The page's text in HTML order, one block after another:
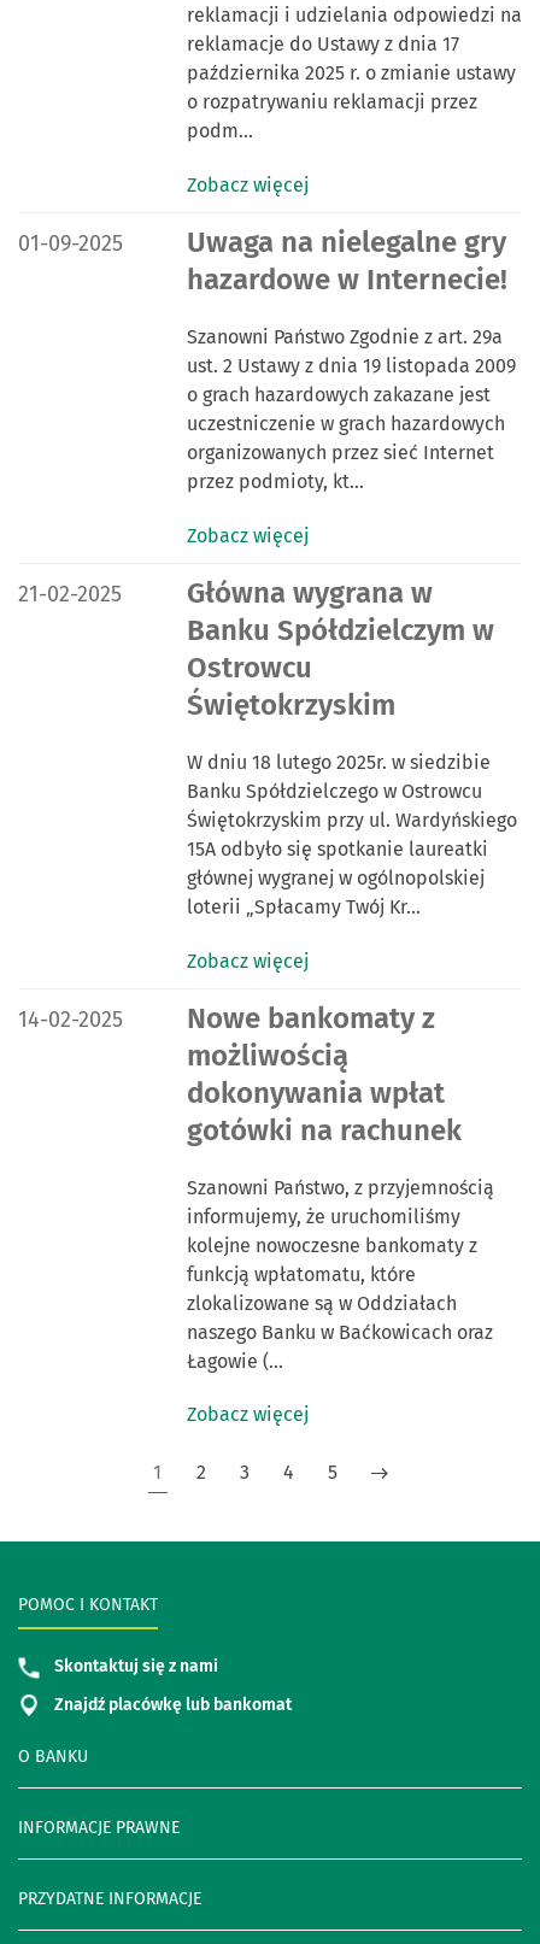
reklamacji i udzielania odpowiedzi na
reklamacje do Ustawy z dnia 17
października 2025 r. o zmianie ustawy
o rozpatrywaniu reklamacji przez
podm…
Zobacz więcej
DATA PUBLIKACJI:
01-09-2025
Uwaga na nielegalne gry
hazardowe w Internecie!
Szanowni Państwo Zgodnie z art. 29a
ust. 2 Ustawy z dnia 19 listopada 2009
o grach hazardowych zakazane jest
uczestniczenie w grach hazardowych
organizowanych przez sieć Internet
przez podmioty, kt…
Zobacz więcej
DATA PUBLIKACJI:
21-02-2025
Główna wygrana w
Banku Spółdzielczym w
Ostrowcu
Świętokrzyskim
W dniu 18 lutego 2025r. w siedzibie
Banku Spółdzielczego w Ostrowcu
Świętokrzyskim przy ul. Wardyńskiego
15A odbyło się spotkanie laureatki
głównej wygranej w ogólnopolskiej
loterii „Spłacamy Twój Kr…
Zobacz więcej
DATA PUBLIKACJI:
14-02-2025
Nowe bankomaty z
możliwością
dokonywania wpłat
gotówki na rachunek
Szanowni Państwo, z przyjemnością
informujemy, że uruchomiliśmy
kolejne nowoczesne bankomaty z
funkcją wpłatomatu, które
zlokalizowane są w Oddziałach
naszego Banku w Baćkowicach oraz
Łagowie (…
Zobacz więcej
1 2 3 4 5
O BANKU
INFORMACJE PRAWNE
PRZYDATNE INFORMACJE
POMOC I KONTAKT
Skontaktuj się z nami
Znajdź placówkę lub bankomat